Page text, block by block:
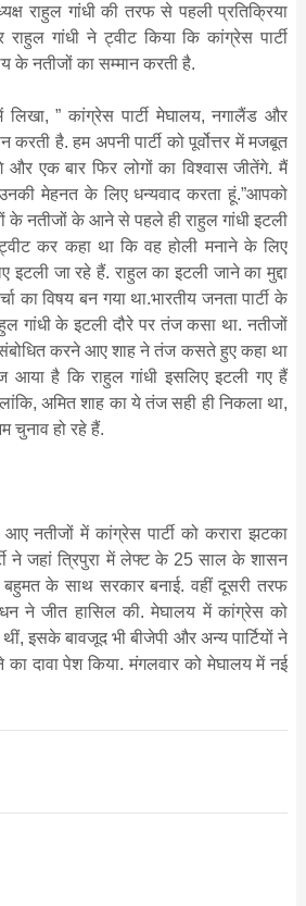
राहुल गांधी की तरफ से पहली प्रतिक्रिया
गांधी ने ट्वीट किया कि कांग्रेस पार्टी
के नतीजों का सम्मान करती है.
” कांग्रेस पार्टी मेघालय, नगालैंड और
करती है. हम अपनी पार्टी को पूर्वोत्तर में मजबूत
एक बार फिर लोगों का विश्वास जीतेंगे. मैं
उनकी मेहनत के लिए धन्यवाद करता हूं.”आपको
के नतीजों के आने से पहले ही राहुल गांधी इटली
कर कहा था कि वह होली मनाने के लिए
इटली जा रहे हैं. राहुल का इटली जाने का मुद्दा
का विषय बन गया था.भारतीय जनता पार्टी के
गांधी के इटली दौरे पर तंज कसा था. नतीजों
करने आए शाह ने तंज कसते हुए कहा था
आया है कि राहुल गांधी इसलिए इटली गए हैं
अमित शाह का ये तंज सही ही निकला था,
चुनाव हो रहे हैं.
नतीजों में कांग्रेस पार्टी को करारा झटका
ने जहां त्रिपुरा में लेफ्ट के 25 साल के शासन
के साथ सरकार बनाई. वहीं दूसरी तरफ
ने जीत हासिल की. मेघालय में कांग्रेस को
इसके बावजूद भी बीजेपी और अन्य पार्टियों ने
दावा पेश किया. मंगलवार को मेघालय में नई